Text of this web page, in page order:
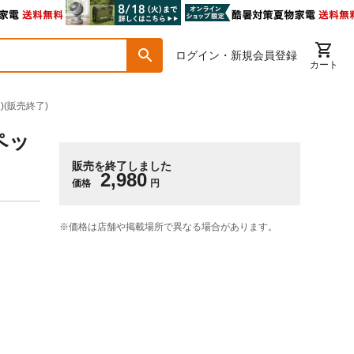
ログイン・新規会員登録
カート
販売終了)
ッ
販売を終了しました
価格 2,980 円
※価格は​店舗や​掲載場所で​異なる​場合が​あります。